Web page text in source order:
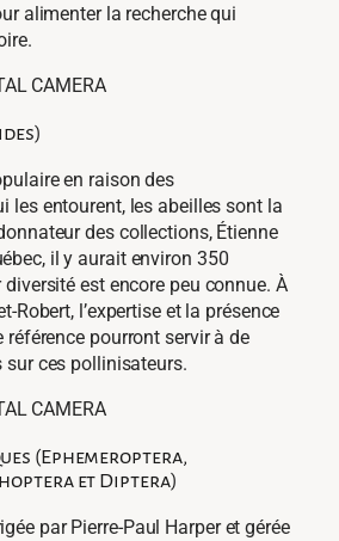
alimenter la recherche qui
en raison des
les entourent, les abeilles sont la
des collections, Étienne
il y aurait environ 350
est encore peu connue. À
Robert, l’expertise et la présence
référence pourront servir à de
sur ces pollinisateurs.
(Ephemeroptera,
et Diptera)
par Pierre-Paul Harper et gérée